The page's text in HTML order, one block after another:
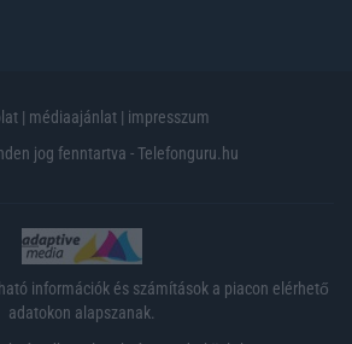
| médiaajánlat | impresszum
jog fenntartva - Telefonguru.hu
információk és számítások a piacon elérhető
adatokon alapszanak.